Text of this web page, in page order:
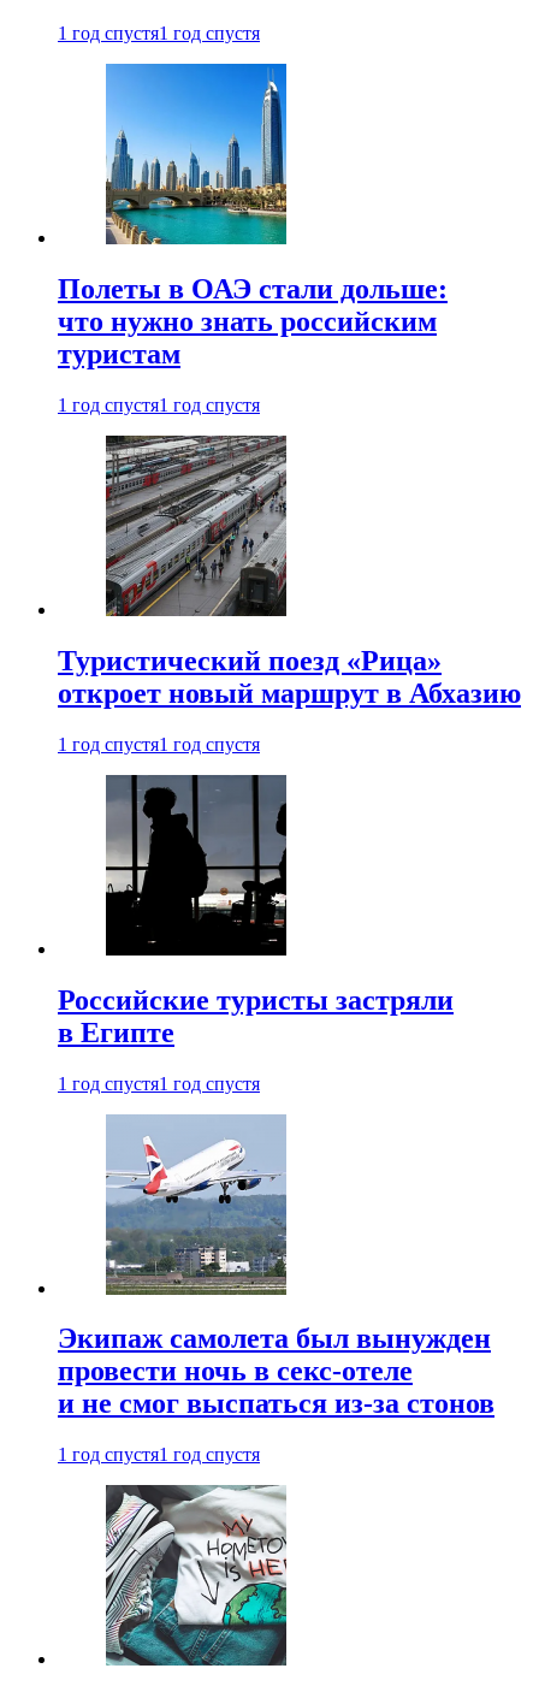
1 год спустя1 год спустя
Полеты в ОАЭ стали дольше:
что нужно знать российским
туристам
1 год спустя1 год спустя
Туристический поезд «Рица»
откроет новый маршрут в Абхазию
1 год спустя1 год спустя
Российские туристы застряли
в Египте
1 год спустя1 год спустя
Экипаж самолета был вынужден
провести ночь в секс-отеле
и не смог выспаться из-за стонов
1 год спустя1 год спустя